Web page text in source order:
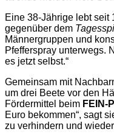
Eine 38-Jährige lebt seit
gegenüber dem
Männergruppen und
Pfefferspray unterwegs.
es jetzt selbst.“
Gemeinsam mit
um drei Beete vor den
Fördermittel beim FEIN-
Euro bekommen“, sagt
zu verhindern und